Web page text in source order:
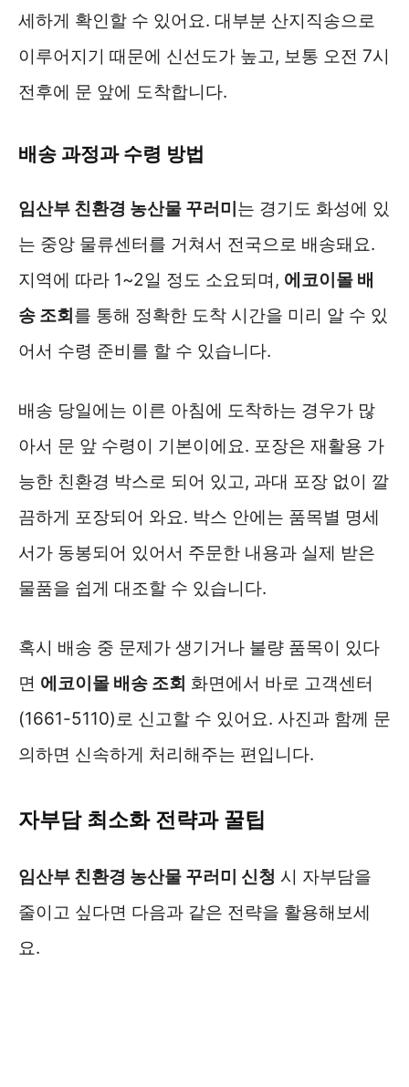
세하게 확인할 수 있어요. 대부분 산지직송으로
이루어지기 때문에 신선도가 높고, 보통 오전 7시
전후에 문 앞에 도착합니다.
배송 과정과 수령 방법
임산부 친환경 농산물 꾸러미 는 경기도 화성에 있
는 중앙 물류센터를 거쳐서 전국으로 배송돼요.
지역에 따라 1~2일 정도 소요되며, 에코이몰 배
송 조회 를 통해 정확한 도착 시간을 미리 알 수 있
어서 수령 준비를 할 수 있습니다.
배송 당일에는 이른 아침에 도착하는 경우가 많
아서 문 앞 수령이 기본이에요. 포장은 재활용 가
능한 친환경 박스로 되어 있고, 과대 포장 없이 깔
끔하게 포장되어 와요. 박스 안에는 품목별 명세
서가 동봉되어 있어서 주문한 내용과 실제 받은
물품을 쉽게 대조할 수 있습니다.
혹시 배송 중 문제가 생기거나 불량 품목이 있다
면 에코이몰 배송 조회 화면에서 바로 고객센터
(1661-5110)로 신고할 수 있어요. 사진과 함께 문
의하면 신속하게 처리해주는 편입니다.
자부담 최소화 전략과 꿀팁
임산부 친환경 농산물 꾸러미 신청 시 자부담을
줄이고 싶다면 다음과 같은 전략을 활용해보세
요.